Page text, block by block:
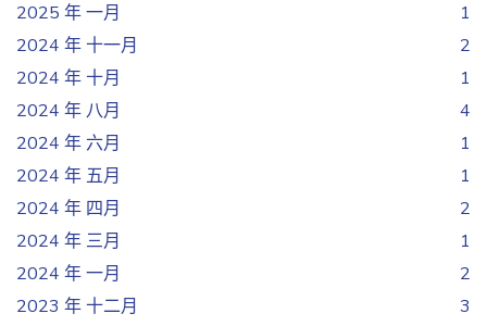
2025 年 一月
1
2024 年 十一月
2
2024 年 十月
1
2024 年 八月
4
2024 年 六月
1
2024 年 五月
1
2024 年 四月
2
2024 年 三月
1
2024 年 一月
2
2023 年 十二月
3